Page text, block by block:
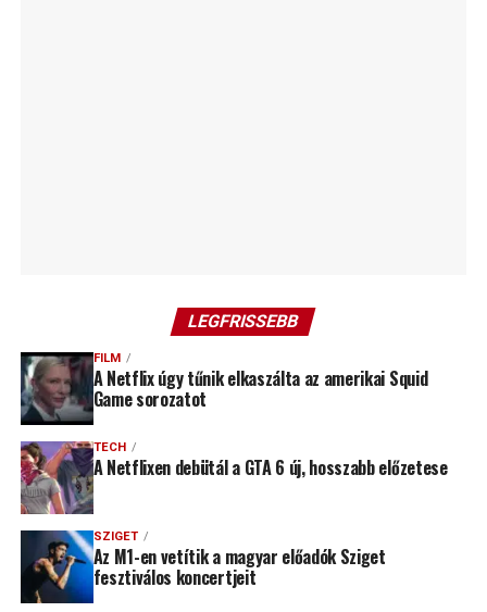
LEGFRISSEBB
FILM
A Netflix úgy tűnik elkaszálta az amerikai Squid
Game sorozatot
TECH
A Netflixen debütál a GTA 6 új, hosszabb előzetese
SZIGET
Az M1-en vetítik a magyar előadók Sziget
fesztiválos koncertjeit